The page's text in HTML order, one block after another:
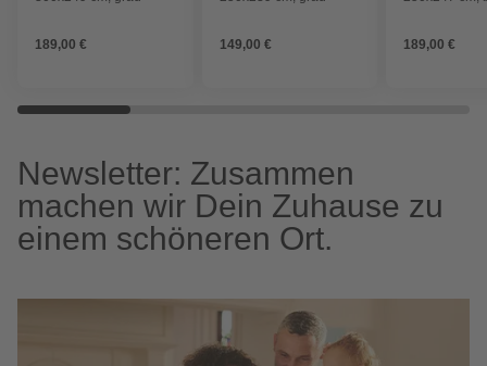
189,00 € 149,00 € 189,00 €
Newsletter: Zusammen
machen wir Dein Zuhause zu
einem schöneren Ort.